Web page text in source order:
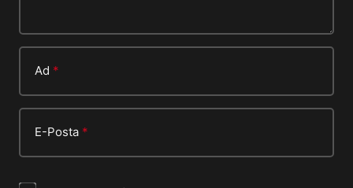
Ad *
E-Posta *